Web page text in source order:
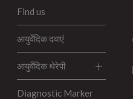
Find us
आयुर्वेदिक दवाएं
आयुर्वेदिक थेरेपी
Diagnostic Marker